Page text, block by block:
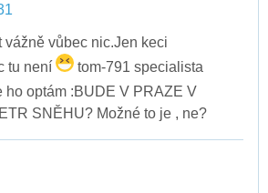
vážně vůbec nic.Jen keci
tu není
tom-791 specialista
ho optám :BUDE V PRAZE V
SNĚHU? Možné to je , ne?